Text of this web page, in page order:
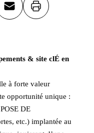
Email Imprimer
& site clÉ en
à forte valeur
opportunité unique :
DE
etc.) implantée au